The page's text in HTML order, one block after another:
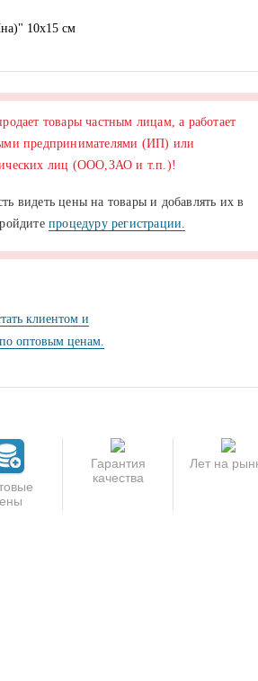
10х15 см
товары частным лицам, а работает
предпринимателями (ИП) или
лиц (ООО,ЗАО и т.п.)!
видеть цены на товары и добавлять их в
процедуру регистрации.
клиентом и
оптовым ценам.
Гарантия
качества
Лет на